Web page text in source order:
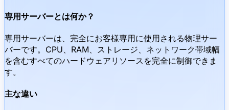
専用サーバーとは何か？
専用サーバーは、完全にお客様専用に使用される物理サー
バーです。CPU、RAM、ストレージ、ネットワーク帯域幅
を含むすべてのハードウェアリソースを完全に制御できま
す。
主な違い